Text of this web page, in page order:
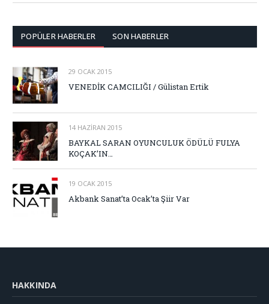
POPÜLER HABERLER SON HABERLER
29 OCAK 2015
VENEDİK CAMCILIĞI / Gülistan Ertik
14 HAZIRAN 2015
BAYKAL SARAN OYUNCULUK ÖDÜLÜ FULYA
KOÇAK’IN…
19 OCAK 2015
Akbank Sanat’ta Ocak’ta Şiir Var
HAKKINDA